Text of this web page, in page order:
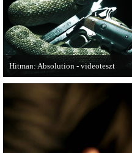
Hitman: Absolution - videoteszt
a legújabb Hitmant.